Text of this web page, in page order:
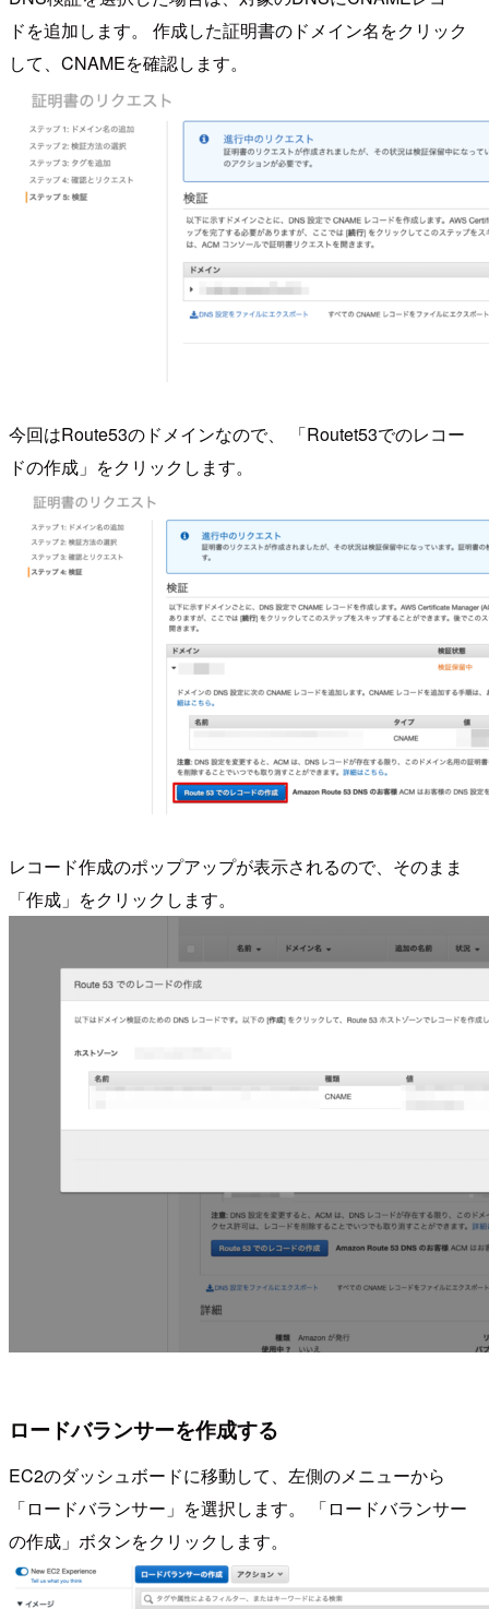
ドを追加します。 作成した証明書のドメイン名をクリック
して、CNAMEを確認します。
今回はRoute53のドメインなので、 「Routet53でのレコー
ドの作成」をクリックします。
レコード作成のポップアップが表示されるので、そのまま
「作成」をクリックします。
ロードバランサーを作成する
EC2のダッシュボードに移動して、左側のメニューから
「ロードバランサー」を選択します。 「ロードバランサー
の作成」ボタンをクリックします。